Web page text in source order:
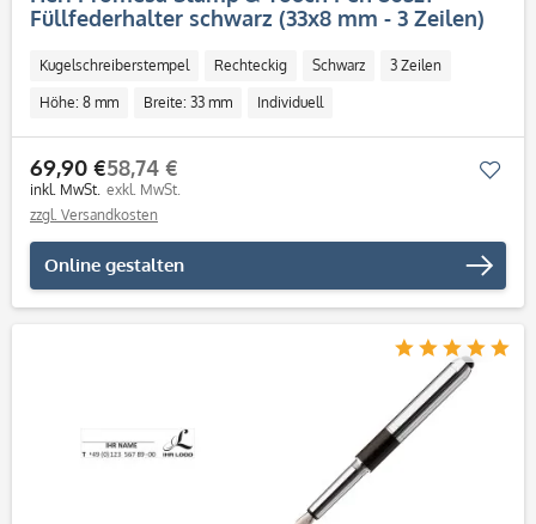
Füllfederhalter schwarz (33x8 mm - 3 Zeilen)
Kugelschreiberstempel Rechteckig Schwarz 3 Zeilen
Höhe: 8 mm Breite: 33 mm Individuell
69,90 €
inkl. MwSt.
58,74 €
exkl. MwSt.
zzgl. Versandkosten
Online gestalten